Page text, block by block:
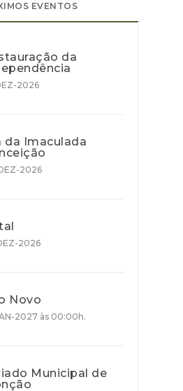
EVENTOS
da
2026
da Imaculada
2026
2026
Novo
2027 às 00:00h.
Municipal de